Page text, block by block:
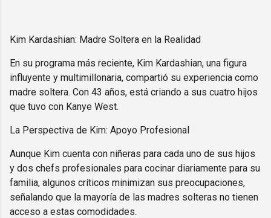
Kim Kardashian: Madre Soltera en la Realidad
En su programa más reciente, Kim Kardashian, una figura
influyente y multimillonaria, compartió su experiencia como
madre soltera. Con 43 años, está criando a sus cuatro hijos
que tuvo con Kanye West.
La Perspectiva de Kim: Apoyo Profesional
Aunque Kim cuenta con niñeras para cada uno de sus hijos
y dos chefs profesionales para cocinar diariamente para su
familia, algunos críticos minimizan sus preocupaciones,
señalando que la mayoría de las madres solteras no tienen
acceso a estas comodidades.